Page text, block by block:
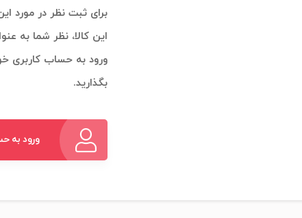
برای ثبت نظر در مورد
این کالا، نظر شما به
ورود به حساب کاربری
بگذارید.
ورود به